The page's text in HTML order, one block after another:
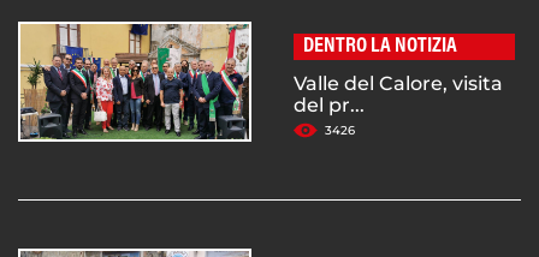
DENTRO LA NOTIZIA
Valle del Calore, visita
del pr...
3426